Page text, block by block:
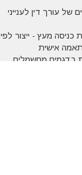
של עורך דין לענייני
כניסה מעץ - ייצור לפי
אישית
בדגמים מחשמלים